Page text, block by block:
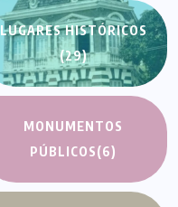
LUGARES HISTÓRICOS
(29)
MONUMENTOS
PÚBLICOS(6)